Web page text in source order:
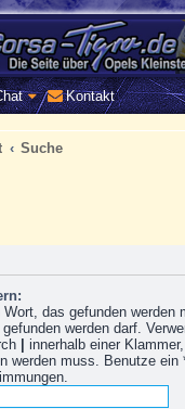
rund um Opel Corsa und
Kontakt
Suche
Wort, das gefunden werden
werden darf.
| innerhalb einer
werden muss. Benutze